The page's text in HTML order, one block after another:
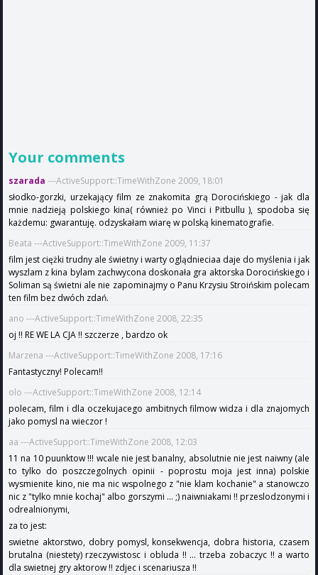
Your comments
szarada ---ActiveSupport::TimeWithZone 2009, 18:01
słodko-gorzki, urzekający film ze znakomita grą Dorocińskiego - jak dla
mnie nadzieją polskiego kina( również po Vinci i Pitbullu ), spodoba się
każdemu: gwarantuję. odzyskałam wiarę w polską kinematografie.
Beata ---ActiveSupport::TimeWithZone 2009, 11:37
film jest ciężki trudny ale świetny i warty oglądnieciaa daje do myślenia i jak
wyszlam z kina bylam zachwycona doskonała gra aktorska Dorocińskiego i
Soliman są świetni ale nie zapominajmy o Panu Krzysiu Stroińskim polecam
ten film bez dwóch zdań.
ano ---ActiveSupport::TimeWithZone 2008, 22:35
oj !! RE WE LA CJA !! szczerze , bardzo ok
Marzena ---ActiveSupport::TimeWithZone 2008, 17:16
Fantastyczny! Polecam!!
olo ---ActiveSupport::TimeWithZone 2008, 12:14
polecam, film i dla oczekujacego ambitnych filmow widza i dla znajomych
jako pomysl na wieczor !
aa ---ActiveSupport::TimeWithZone 2008, 12:03
11 na 10 puunktow !!! wcale nie jest banalny, absolutnie nie jest naiwny (ale
to tylko do poszczegolnych opinii - poprostu moja jest inna) polskie
wysmienite kino, nie ma nic wspolnego z "nie klam kochanie" a stanowczo
nic z "tylko mnie kochaj" albo gorszymi ... ;) naiwniakami !! przeslodzonymi i
odrealnionymi,
za to jest:
swietne aktorstwo, dobry pomysl, konsekwencja, dobra historia, czasem
brutalna (niestety) rzeczywistosc i obluda !! ... trzeba zobaczyc !! a warto
dla swietnej gry aktorow !! zdjec i scenariusza !!